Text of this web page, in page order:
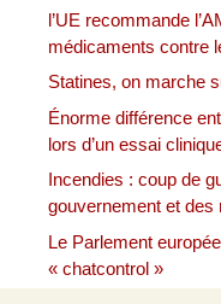
l’UE recommande
médicaments contre
Statines, on marche
Énorme différence
lors d’un essai
Incendies : coup de
gouvernement et
Le Parlement
« chatcontrol »